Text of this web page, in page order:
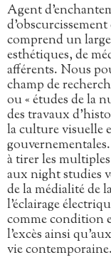
Agent
comprend un
esthétiques, de
afférents. Nous
champ de
ou « études de la
des travaux
la culture visuelle
à tirer les
aux night studies
de la médialité de
l’éclairage
comme condition
l’excès ainsi
vie contemporaine.